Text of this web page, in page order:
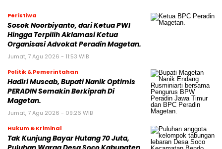
Peristiwa
Sosok Noorbiyanto, dari Ketua PWI
Hingga Terpilih Aklamasi Ketua
Organisasi Advokat Peradin Magetan.
Jumat, 7 Agu 2026 - 11:53 WIB
Politik & Pemerintahan
Hadiri Muscab, Bupati Nanik Optimis
PERADIN Semakin Berkiprah Di
Magetan.
Jumat, 7 Agu 2026 - 09:26 WIB
Hukum & Kriminal
Tak Kunjung Bayar Hutang 70 Juta,